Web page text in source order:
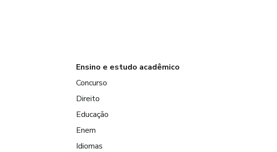
Ensino e estudo acadêmico
Concurso
Direito
Educação
Enem
Idiomas